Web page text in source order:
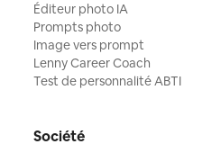
Éditeur photo IA
Prompts photo
Image vers prompt
Lenny Career Coach
Test de personnalité ABTI
Société